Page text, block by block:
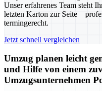
Unser erfahrenes Team steht
letzten Karton zur Seite –
termingerecht.
Jetzt schnell vergleichen
Umzug planen leicht
und Hilfe von einem
Umzugsunternehmen